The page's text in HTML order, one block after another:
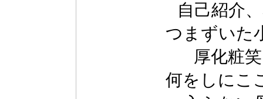
自己紹介
つまずいた
厚化粧
何をしにこ